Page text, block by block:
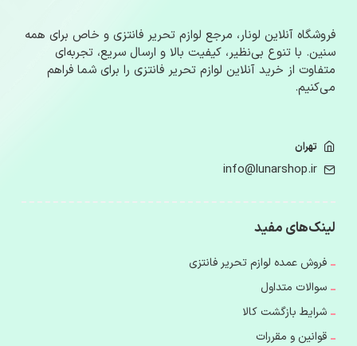
فروشگاه آنلاین لونار، مرجع لوازم‌ تحریر فانتزی و خاص برای همه
سنین. با تنوع بی‌نظیر، کیفیت بالا و ارسال سریع، تجربه‌ای
متفاوت از خرید آنلاین لوازم‌ تحریر فانتزی را برای شما فراهم
می‌کنیم.
تهران
info@lunarshop.ir
لینک‌های مفید
فروش عمده لوازم تحریر فانتزی
سوالات متداول
شرایط بازگشت کالا
قوانین و مقررات